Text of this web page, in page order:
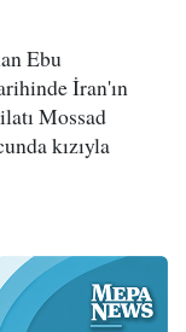
Ebu
İran'ın
Mossad
kızıyla